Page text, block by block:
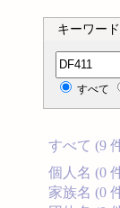
キーワー
分類記号
すべて
すべて (9
個人名 (0
家族名 (0